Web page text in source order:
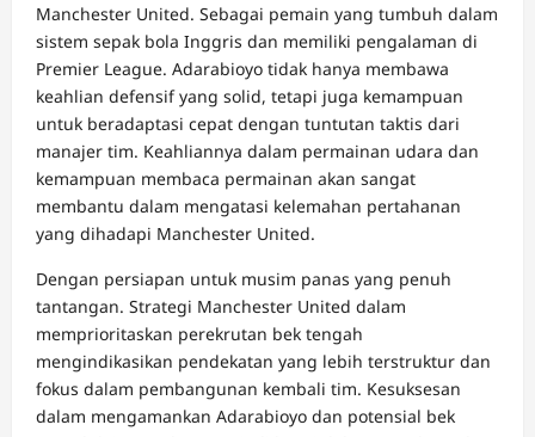
Manchester United. Sebagai pemain yang tumbuh dalam
sistem sepak bola Inggris dan memiliki pengalaman di
Premier League. Adarabioyo tidak hanya membawa
keahlian defensif yang solid, tetapi juga kemampuan
untuk beradaptasi cepat dengan tuntutan taktis dari
manajer tim. Keahliannya dalam permainan udara dan
kemampuan membaca permainan akan sangat
membantu dalam mengatasi kelemahan pertahanan
yang dihadapi Manchester United.
Dengan persiapan untuk musim panas yang penuh
tantangan. Strategi Manchester United dalam
memprioritaskan perekrutan bek tengah
mengindikasikan pendekatan yang lebih terstruktur dan
fokus dalam pembangunan kembali tim. Kesuksesan
dalam mengamankan Adarabioyo dan potensial bek